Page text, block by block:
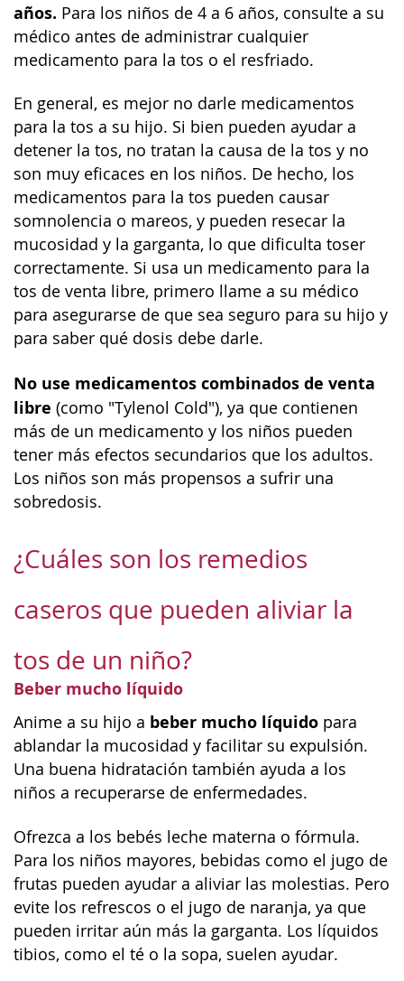
años. Para los niños de 4 a 6 años, consulte a su
médico antes de administrar cualquier
medicamento para la tos o el resfriado.
En general, es mejor no darle medicamentos
para la tos a su hijo. Si bien pueden ayudar a
detener la tos, no tratan la causa de la tos y no
son muy eficaces en los niños. De hecho, los
medicamentos para la tos pueden causar
somnolencia o mareos, y pueden resecar la
mucosidad y la garganta, lo que dificulta toser
correctamente. Si usa un medicamento para la
tos de venta libre, primero llame a su médico
para asegurarse de que sea seguro para su hijo y
para saber qué dosis debe darle.
No use medicamentos combinados de venta
libre (como "Tylenol Cold"), ya que contienen
más de un medicamento y los niños pueden
tener más efectos secundarios que los adultos.
Los niños son más propensos a sufrir una
sobredosis.
¿Cuáles son los remedios
caseros que pueden aliviar la
tos de un niño?
Beber mucho líquido
Anime a su hijo a beber mucho líquido para
ablandar la mucosidad y facilitar su expulsión.
Una buena hidratación también ayuda a los
niños a recuperarse de enfermedades.
Ofrezca a los bebés leche materna o fórmula.
Para los niños mayores, bebidas como el jugo de
frutas pueden ayudar a aliviar las molestias. Pero
evite los refrescos o el jugo de naranja, ya que
pueden irritar aún más la garganta. Los líquidos
tibios, como el té o la sopa, suelen ayudar.